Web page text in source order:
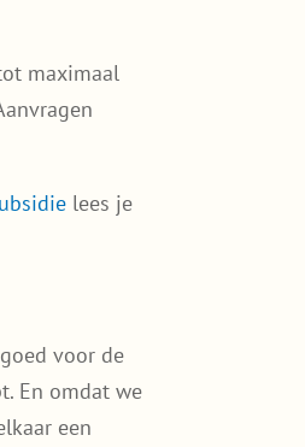
maximaal
lees je
voor de
En omdat we
een